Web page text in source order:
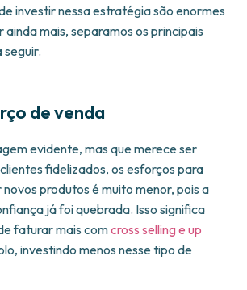
investir nessa estratégia são enormes
mais, separamos os principais
seguir.
de venda
evidente, mas que merece ser
fidelizados, os esforços para
produtos é muito menor, pois a
já foi quebrada. Isso significa
faturar mais comcross selling e up
investindo menos nesse tipo de